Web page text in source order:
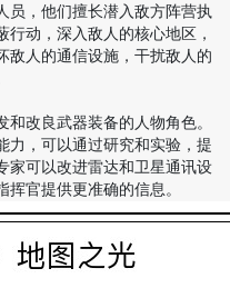
员，他们擅长潜入敌方阵营执
动，深入敌人的核心地区，
敌人的通信设施，干扰敌人的
改良武器装备的人物角色。
力，可以通过研究和实验，提
家可以改进雷达和卫星通讯设
官提供更准确的信息。